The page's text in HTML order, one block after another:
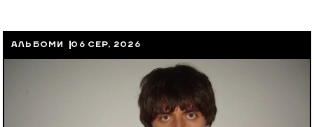
АЛЬБОМИ 06 СЕР, 2026